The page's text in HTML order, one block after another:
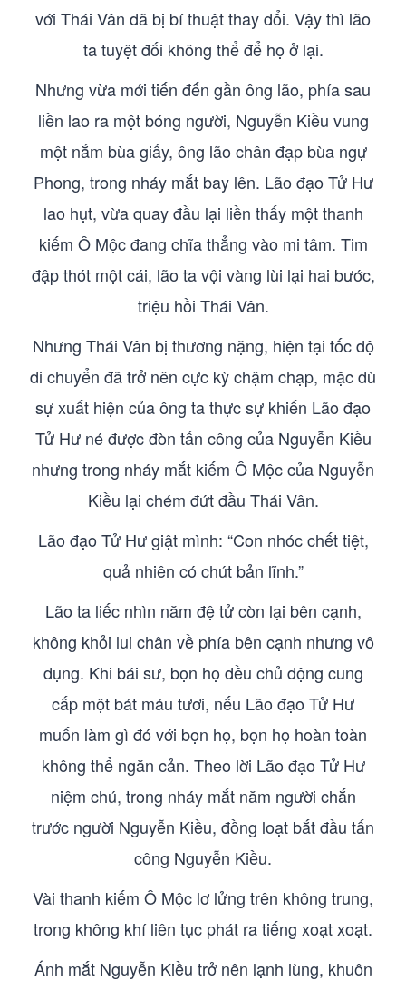
với Thái Vân đã bị bí thuật thay đổi. Vậy thì lão
ta tuyệt đối không thể để họ ở lại.
Nhưng vừa mới tiến đến gần ông lão, phía sau
liền lao ra một bóng người, Nguyễn Kiều vung
một nắm bùa giấy, ông lão chân đạp bùa ngự
Phong, trong nháy mắt bay lên. Lão đạo Tử Hư
lao hụt, vừa quay đầu lại liền thấy một thanh
kiếm Ô Mộc đang chĩa thẳng vào mi tâm. Tim
đập thót một cái, lão ta vội vàng lùi lại hai bước,
triệu hồi Thái Vân.
Nhưng Thái Vân bị thương nặng, hiện tại tốc độ
di chuyển đã trở nên cực kỳ chậm chạp, mặc dù
sự xuất hiện của ông ta thực sự khiến Lão đạo
Tử Hư né được đòn tấn công của Nguyễn Kiều
nhưng trong nháy mắt kiếm Ô Mộc của Nguyễn
Kiều lại chém đứt đầu Thái Vân.
Lão đạo Tử Hư giật mình: “Con nhóc chết tiệt,
quả nhiên có chút bản lĩnh.”
Lão ta liếc nhìn năm đệ tử còn lại bên cạnh,
không khỏi lui chân về phía bên cạnh nhưng vô
dụng. Khi bái sư, bọn họ đều chủ động cung
cấp một bát máu tươi, nếu Lão đạo Tử Hư
muốn làm gì đó với bọn họ, bọn họ hoàn toàn
không thể ngăn cản. Theo lời Lão đạo Tử Hư
niệm chú, trong nháy mắt năm người chắn
trước người Nguyễn Kiều, đồng loạt bắt đầu tấn
công Nguyễn Kiều.
Vài thanh kiếm Ô Mộc lơ lửng trên không trung,
trong không khí liên tục phát ra tiếng xoạt xoạt.
Ánh mắt Nguyễn Kiều trở nên lạnh lùng, khuôn